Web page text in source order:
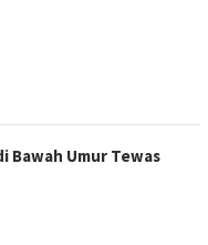
Bawah Umur Tewas